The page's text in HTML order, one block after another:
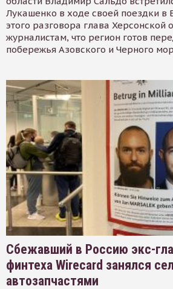
Лукашенко в ходе своей поездки в
этого разговора глава Херсонской
журналистам, что регион готов
побережья Азовского и Черного
Сбежавший в Россию экс-
финтеха Wirecard занялся
автозапчастями